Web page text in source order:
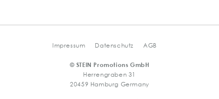
Impressum Datenschutz AGB
© STEIN Promotions GmbH
Herrengraben 31
20459 Hamburg Germany